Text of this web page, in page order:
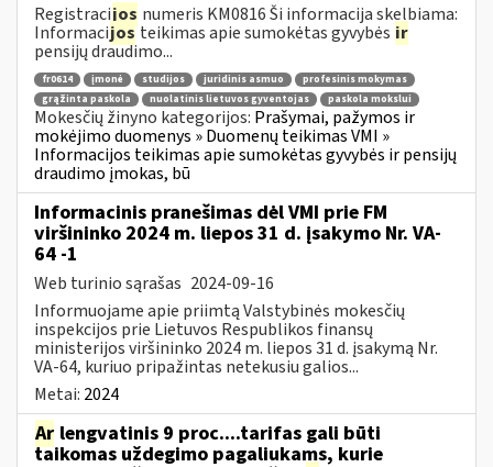
Registracijos numeris KM0816 Ši informacija skelbiama:
Informacijosteikimas apie sumokėtas gyvybės ir
pensijų draudimo...
fr0614 įmonė studijos juridinis asmuo
profesinis mokymas
grąžinta paskola
nuolatinis lietuvos gyventojas paskola mokslui
Mokesčių žinyno kategorijos: Prašymai, pažymos ir
mokėjimo duomenys » Duomenų teikimas VMI »
Informacijos teikimas apie sumokėtas gyvybės ir pensijų
draudimo įmokas, bū
Informacinis pranešimas dėl VMI prie FM
viršininko 2024 m. liepos 31 d. įsakymo Nr. VA-
64 -1
Web turinio sąrašas 2024-09-16
Informuojame apie priimtą Valstybinės mokesčių
inspekcijos prie Lietuvos Respublikos finansų
ministerijos viršininko 2024 m. liepos 31 d. įsakymą Nr.
VA-64, kuriuo pripažintas netekusiu galios...
Metai: 2024
Ar lengvatinis 9 proc....tarifas gali būti
taikomas uždegimo pagaliukams, kurie